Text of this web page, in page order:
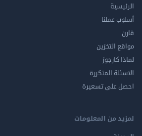
الرئيسية
أسلوب عملنا
قارن
مواقع التخزين
لماذا كارجوز
الاسئلة المتكررة
احصل على تسعيرة
لمزيد من المعلومات